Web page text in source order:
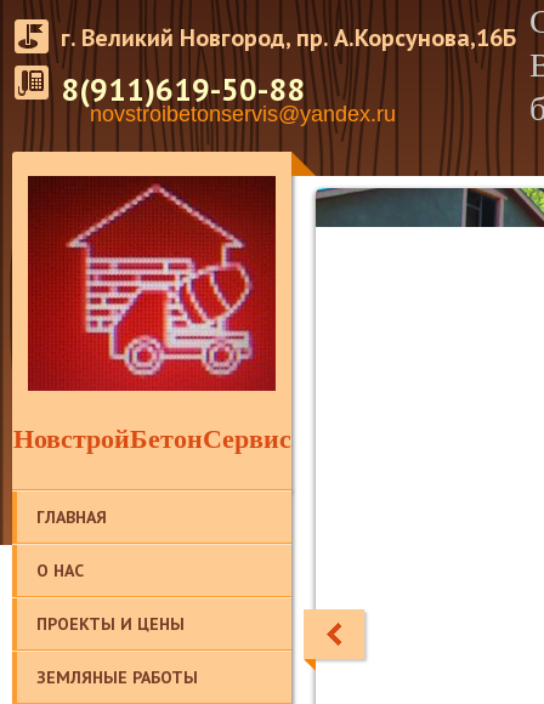
г. Великий Новгород, пр. А.Корсунова,16Б
8(911)619-50-88
novstroibetonservis@yandex.ru
НовстройБетонСервис
ГЛАВНАЯ
О НАС
ПРОЕКТЫ И ЦЕНЫ
ЗЕМЛЯНЫЕ РАБОТЫ